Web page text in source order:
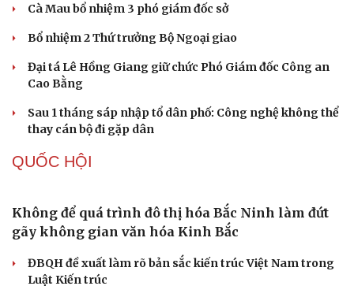
Bàn giao nhóm đối tượng bị Interpol truy nã đỏ,
lừa đảo hơn 327 tỷ đồng
Bắt giữ người phụ nữ giả danh công an lừa đảo "chạy
án" 400 triệu đồng
Tạm giữ hình sự người đàn ông đạp ngã chồng cũ của
bạn gái giữa đường
Cha dượng đánh đập, bắt bé gái 11 tuổi ở Đồng Nai quỳ
đến 1h sáng
Hồng)
TỔ CHỨC NHÂN SỰ